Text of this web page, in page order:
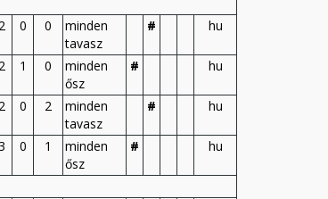
2 0 0
minden
tavasz
# hu
2 1 0
minden
ősz
# hu
2 0 2
minden
tavasz
# hu
0 1
minden
ősz
# hu